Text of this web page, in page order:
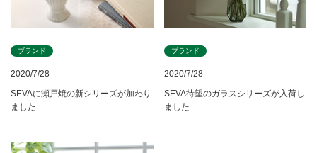
2020/7/28
ブランド
SEVAに瀬戸焼の新シリーズが加わり
ました
2020/7/28
ブランド
SEVA待望のガラスシリーズが入荷し
ました